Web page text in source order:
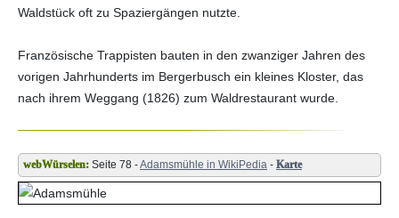
Waldstück oft zu Spaziergängen nutzte.
Französische Trappisten bauten in den zwanziger Jahren des
vorigen Jahrhunderts im Bergerbusch ein kleines Kloster, das
nach ihrem Weggang (1826) zum Waldrestaurant wurde.
Seite 78 -Adamsmühle in WikiPedia - Karte